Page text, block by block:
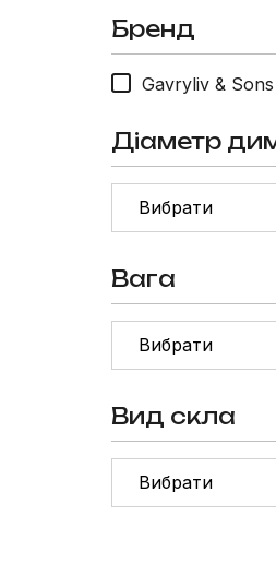
Бренд
Gavryliv & Sons
Діаметр
Вага
Вид скла